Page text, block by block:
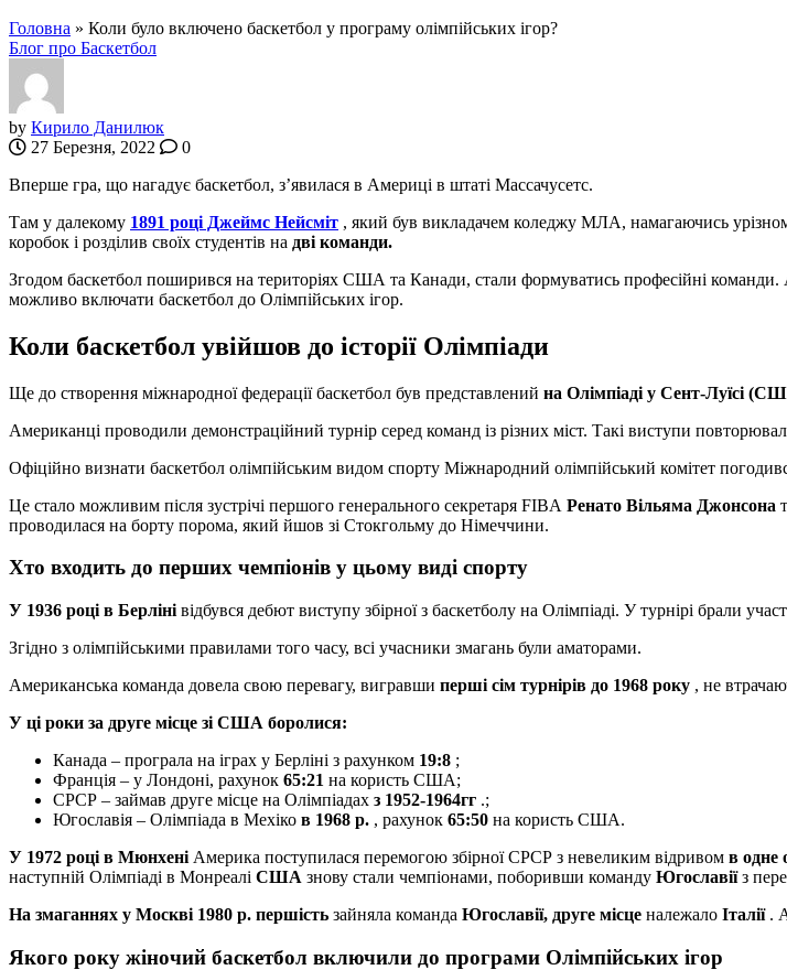
Головна » Коли було включено баскетбол у програму олімпійських ігор?
Блог про Баскетбол
by Кирило Данилюк
27 Березня, 2022
0
Вперше гра, що нагадує баскетбол, з’явилася в Америці в штаті Массачусетс.
Там у далекому 1891 році Джеймс Нейсміт , який був викладачем коледжу МЛА, намагаючись
коробок і розділив своїх студентів на дві команди.
Згодом баскетбол поширився на територіях США та Канади, стали формуватись професійні команди.
можливо включати баскетбол до Олімпійських ігор.
Коли баскетбол увійшов до історії Олімпіади
Ще до створення міжнародної федерації баскетбол був представлений на Олімпіаді у Сент-Луїсі
Американці проводили демонстраційний турнір серед команд із різних міст. Такі виступи
Офіційно визнати баскетбол олімпійським видом спорту Міжнародний олімпійський комітет
Це стало можливим після зустрічі першого генерального секретаря FIBA ​​Ренато Вільяма Джонсона
проводилася на борту порома, який йшов зі Стокгольму до Німеччини.
Хто входить до перших чемпіонів у цьому виді спорту
У 1936 році в Берліні відбувся дебют виступу збірної з баскетболу на Олімпіаді. У турнірі брали
Згідно з олімпійськими правилами того часу, всі учасники змагань були аматорами.
Американська команда довела свою перевагу, вигравши перші сім турнірів до 1968 року , не
У ці роки за друге місце зі США боролися:
Канада – програла на іграх у Берліні з рахунком 19:8 ;
Франція – у Лондоні, рахунок 65:21 на користь США;
СРСР – займав друге місце на Олімпіадах з 1952-1964гг .;
Югославія – Олімпіада в Мехіко в 1968 р. , рахунок 65:50 на користь США.
У 1972 році в Мюнхені Америка поступилася перемогою збірної СРСР з невеликим відривом в одне
наступній Олімпіаді в Монреалі США знову стали чемпіонами, поборивши команду Югославіїз
На змаганнях у Москві 1980 р. першість зайняла команда Югославії, друге місце належало Італії.
Якого року жіночий баскетбол включили до програми Олімпійських ігор